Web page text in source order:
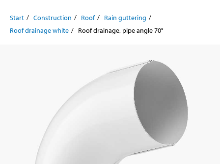
Start Construction Roof
Rain guttering
Roof drainage white
Roof drainage, pipe angle 70°